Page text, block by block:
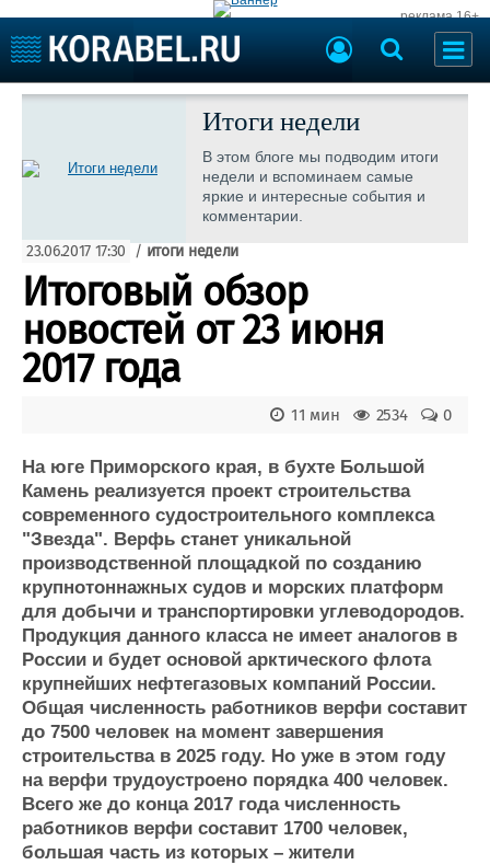
реклама 16+
Судостроение
Пресс-релизы
Образование
Яхты и катера
Еще
Судостроение
Пульс
Новости
Работа
Крюинг
Журнал
Реклама
Торговая площадка
Оборудование
Материалы
Услуги
Конференции
Выставки и семинары
Личности
Словарь
Флот
Галерея флота
Форум
Отзывы
Все службы
Итоги недели
В этом блоге мы подводим итоги
недели и вспоминаем самые
яркие и интересные события и
комментарии.
23.06.2017 17:30 / итоги недели
Итоговый обзор
новостей от 23 июня
2017 года
0
2534
11 мин
На юге Приморского края, в бухте Большой
Камень реализуется проект строительства
современного судостроительного комплекса
"Звезда". Верфь станет уникальной
производственной площадкой по созданию
крупнотоннажных судов и морских платформ
для добычи и транспортировки углеводородов.
Продукция данного класса не имеет аналогов в
России и будет основой арктического флота
крупнейших нефтегазовых компаний России.
Общая численность работников верфи составит
до 7500 человек на момент завершения
строительства в 2025 году. Но уже в этом году
на верфи трудоустроено порядка 400 человек.
Всего же до конца 2017 года численность
работников верфи составит 1700 человек,
большая часть из которых – жители